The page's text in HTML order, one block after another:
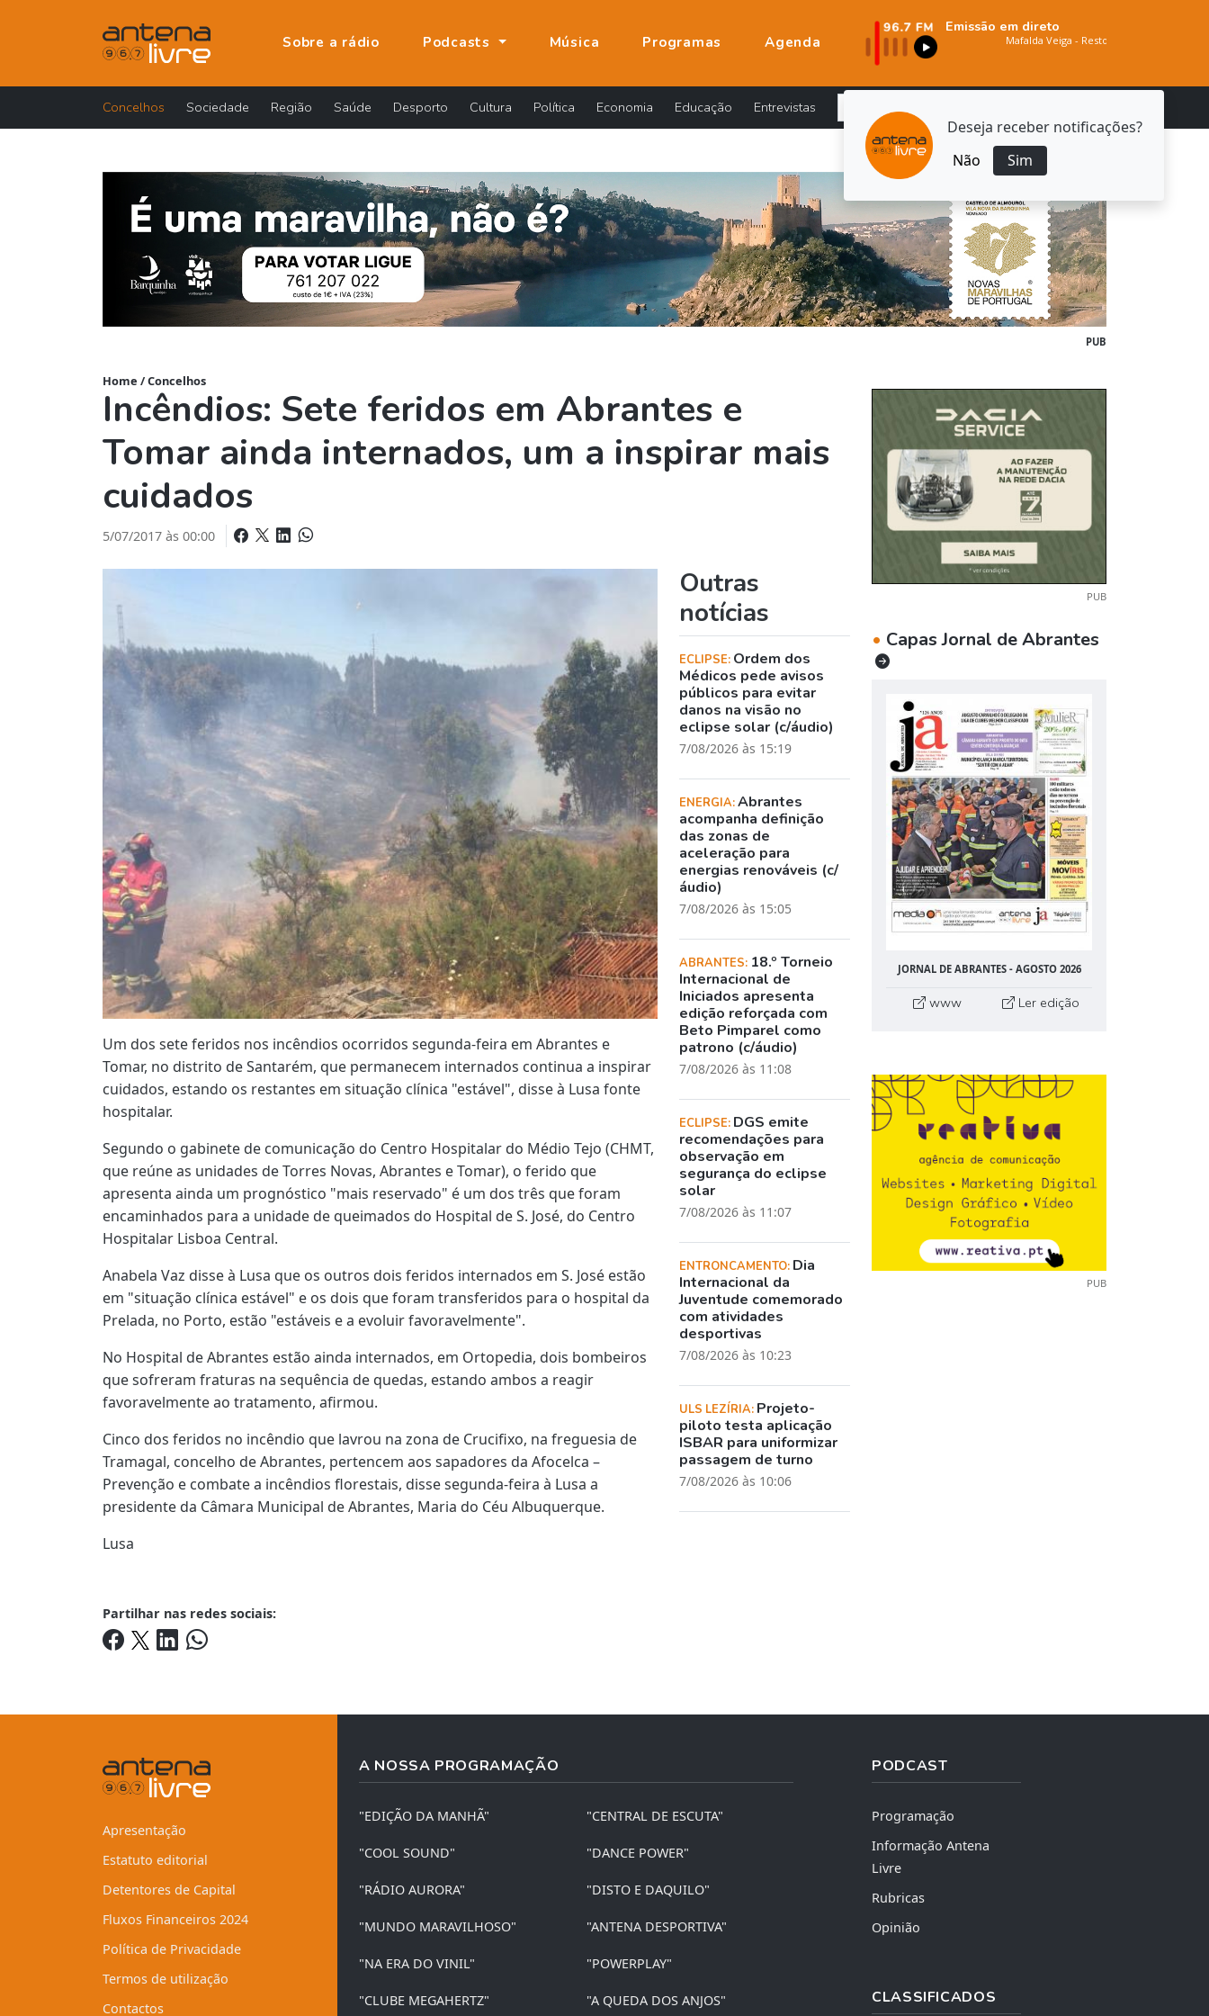
Deseja receber notificações?
Não
Sim
Sobre a rádio Podcasts Música Programas Agenda
Emissão em direto
Concelhos Sociedade Região Saúde Desporto Cultura Política Economia Educação Entrevistas
PUB
Home /Concelhos
Incêndios: Sete feridos em Abrantes e
Tomar ainda internados, um a inspirar mais
cuidados
5/07/2017 às 00:00
Um dos sete feridos nos incêndios ocorridos segunda-feira em Abrantes e
Tomar, no distrito de Santarém, que permanecem internados continua a inspirar
cuidados, estando os restantes em situação clínica "estável", disse à Lusa fonte
hospitalar.
Segundo o gabinete de comunicação do Centro Hospitalar do Médio Tejo (CHMT,
que reúne as unidades de Torres Novas, Abrantes e Tomar), o ferido que
apresenta ainda um prognóstico "mais reservado" é um dos três que foram
encaminhados para a unidade de queimados do Hospital de S. José, do Centro
Hospitalar Lisboa Central.
Anabela Vaz disse à Lusa que os outros dois feridos internados em S. José estão
em "situação clínica estável" e os dois que foram transferidos para o hospital da
Prelada, no Porto, estão "estáveis e a evoluir favoravelmente".
No Hospital de Abrantes estão ainda internados, em Ortopedia, dois bombeiros
que sofreram fraturas na sequência de quedas, estando ambos a reagir
favoravelmente ao tratamento, afirmou.
Cinco dos feridos no incêndio que lavrou na zona de Crucifixo, na freguesia de
Tramagal, concelho de Abrantes, pertencem aos sapadores da Afocelca –
Prevenção e combate a incêndios florestais, disse segunda-feira à Lusa a
presidente da Câmara Municipal de Abrantes, Maria do Céu Albuquerque.
Lusa
Partilhar nas redes sociais:
Outras
notícias
ECLIPSE: Ordem dos
Médicos pede avisos
públicos para evitar
danos na visão no
eclipse solar (c/áudio)
7/08/2026 às 15:19
ENERGIA:Abrantes
acompanha definição
das zonas de
aceleração para
energias renováveis (c/
áudio)
7/08/2026 às 15:05
ABRANTES: 18.º Torneio
Internacional de
Iniciados apresenta
edição reforçada com
Beto Pimparel como
patrono (c/áudio)
7/08/2026 às 11:08
ECLIPSE: DGS emite
recomendações para
observação em
segurança do eclipse
solar
7/08/2026 às 11:07
ENTRONCAMENTO: Dia
Internacional da
Juventude comemorado
com atividades
desportivas
7/08/2026 às 10:23
ULS LEZÍRIA: Projeto-
piloto testa aplicação
ISBAR para uniformizar
passagem de turno
7/08/2026 às 10:06
PUB
• Capas Jornal de Abrantes
JORNAL DE ABRANTES - AGOSTO 2026
www Ler edição
PUB
Apresentação
Estatuto editorial
Detentores de Capital
Fluxos Financeiros 2024
Política de Privacidade
Termos de utilização
Contactos
A NOSSA PROGRAMAÇÃO
"EDIÇÃO DA MANHÃ" "CENTRAL DE ESCUTA"
"COOL SOUND" "DANCE POWER"
"RÁDIO AURORA" "DISTO E DAQUILO"
"MUNDO MARAVILHOSO" "ANTENA DESPORTIVA"
"NA ERA DO VINIL" "POWERPLAY"
"CLUBE MEGAHERTZ" "A QUEDA DOS ANJOS"
PODCAST
Programação
Informação Antena
Livre
Rubricas
Opinião
CLASSIFICADOS